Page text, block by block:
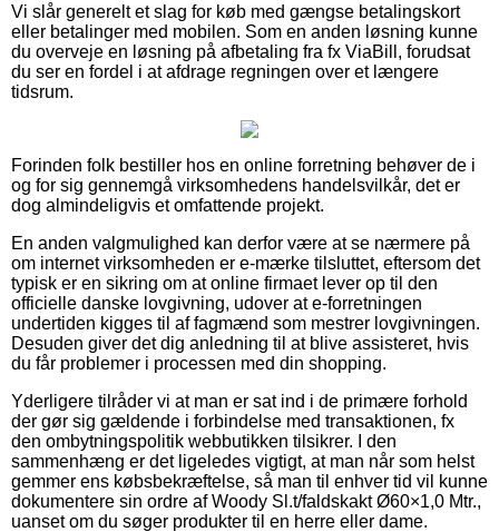
Vi slår generelt et slag for køb med gængse betalingskort
eller betalinger med mobilen. Som en anden løsning kunne
du overveje en løsning på afbetaling fra fx ViaBill, forudsat
du ser en fordel i at afdrage regningen over et længere
tidsrum.
Forinden folk bestiller hos en online forretning behøver de i
og for sig gennemgå virksomhedens handelsvilkår, det er
dog almindeligvis et omfattende projekt.
En anden valgmulighed kan derfor være at se nærmere på
om internet virksomheden er e-mærke tilsluttet, eftersom det
typisk er en sikring om at online firmaet lever op til den
officielle danske lovgivning, udover at e-forretningen
undertiden kigges til af fagmænd som mestrer lovgivningen.
Desuden giver det dig anledning til at blive assisteret, hvis
du får problemer i processen med din shopping.
Yderligere tilråder vi at man er sat ind i de primære forhold
der gør sig gældende i forbindelse med transaktionen, fx
den ombytningspolitik webbutikken tilsikrer. I den
sammenhæng er det ligeledes vigtigt, at man når som helst
gemmer ens købsbekræftelse, så man til enhver tid vil kunne
dokumentere sin ordre af Woody Sl.t/faldskakt Ø60×1,0 Mtr.,
uanset om du søger produkter til en herre eller dame.